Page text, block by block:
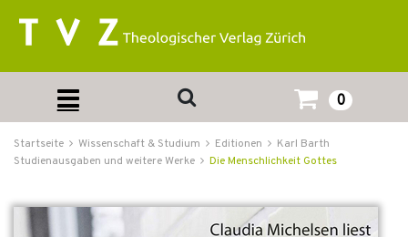
0
Startseite Wissenschaft & Studium Editionen
Karl Barth
Studienausgaben und weitere Werke
Die Menschlichkeit Gottes